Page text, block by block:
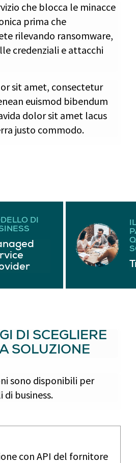
che blocca le minacce
prima che
rilevando ransomware,
credenziali e attacchi
sit amet, consectetur
euismod bibendum
dolor sit amet lacus
justo commodo.
DI
DI SCEGLIERE
SOLUZIONE
sono disponibili per
business.
con API del fornitore